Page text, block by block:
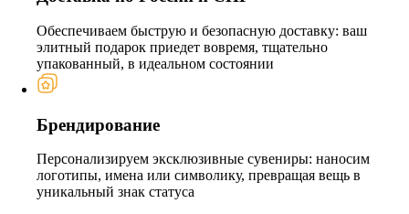
Обеспечиваем быструю и безопасную доставку: ваш
элитный подарок приедет вовремя, тщательно
упакованный, в идеальном состоянии
Брендирование
Персонализируем эксклюзивные сувениры: наносим
логотипы, имена или символику, превращая вещь в
уникальный знак статуса